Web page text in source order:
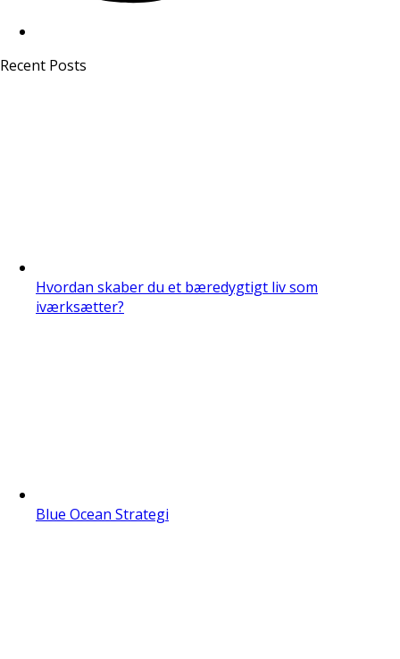
Recent Posts
Hvordan skaber du et bæredygtigt liv som
iværksætter?
Blue Ocean Strategi